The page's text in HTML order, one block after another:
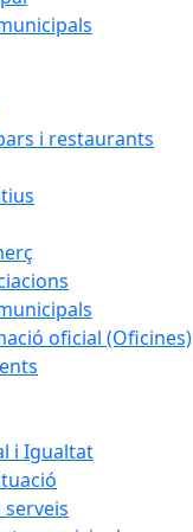
i restaurants
oficial (Oficines)
i Igualtat